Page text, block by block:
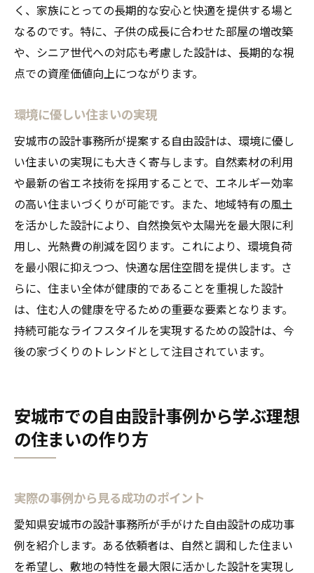
く、家族にとっての長期的な安心と快適を提供する場と
なるのです。特に、子供の成長に合わせた部屋の増改築
や、シニア世代への対応も考慮した設計は、長期的な視
点での資産価値向上につながります。
環境に優しい住まいの実現
安城市の設計事務所が提案する自由設計は、環境に優し
い住まいの実現にも大きく寄与します。自然素材の利用
や最新の省エネ技術を採用することで、エネルギー効率
の高い住まいづくりが可能です。また、地域特有の風土
を活かした設計により、自然換気や太陽光を最大限に利
用し、光熱費の削減を図ります。これにより、環境負荷
を最小限に抑えつつ、快適な居住空間を提供します。さ
らに、住まい全体が健康的であることを重視した設計
は、住む人の健康を守るための重要な要素となります。
持続可能なライフスタイルを実現するための設計は、今
後の家づくりのトレンドとして注目されています。
安城市での自由設計事例から学ぶ理想
の住まいの作り方
実際の事例から見る成功のポイント
愛知県安城市の設計事務所が手がけた自由設計の成功事
例を紹介します。ある依頼者は、自然と調和した住まい
を希望し、敷地の特性を最大限に活かした設計を実現し